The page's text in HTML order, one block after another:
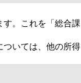
。これを「総合課
いては、他の所得